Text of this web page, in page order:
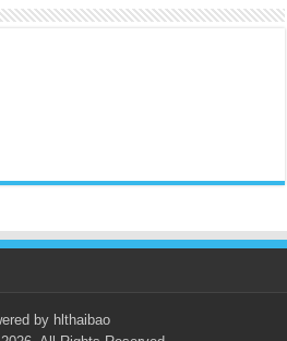
by hlthaibao